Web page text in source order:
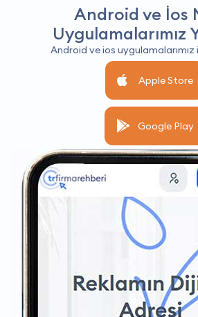
Android ve İos
Uygulamalarımız
Android ve ios uygulamalarımız
Apple Store
Google Play